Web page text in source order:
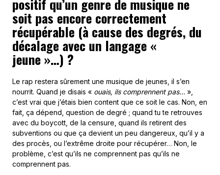
positif qu’un genre de musique ne
soit pas encore correctement
récupérable (à cause des degrés, du
décalage avec un langage «
jeune »…) ?
Le rap restera sûrement une musique de jeunes, il s’en
nourrit. Quand je disais « ouais, ils comprennent pas… »,
c’est vrai que j’étais bien content que ce soit le cas. Non, en
fait, ça dépend, question de degré ; quand tu te retrouves
avec du boycott, de la censure, quand ils retirent des
subventions ou que ça devient un peu dangereux, qu’il y a
des procès, ou l’extrême droite pour récupérer… Non, le
problème, c’est qu’ils ne comprennent pas qu’ils ne
comprennent pas.